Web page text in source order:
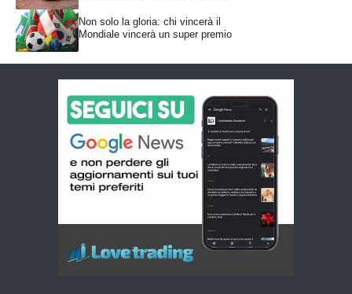
Non solo la gloria: chi vincerà il
Mondiale vincerà un super premio